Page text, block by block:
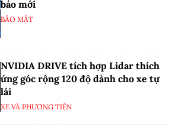
báo mới
BẢO MẬT
NVIDIA DRIVE tích hợp Lidar thích
ứng góc rộng 120 độ dành cho xe tự
lái
XE VÀ PHƯƠNG TIỆN